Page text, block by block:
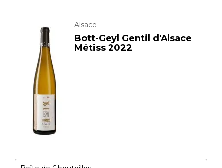
Alsace
Bott-Geyl Gentil d'Alsace
Métiss 2022